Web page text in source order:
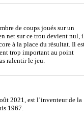
de coups joués sur un
net sur ce trou devient nul,
à la place du résultat. Il
trop important au point
ralentir le jeu.
2021, est l’inventeur de la
1967.